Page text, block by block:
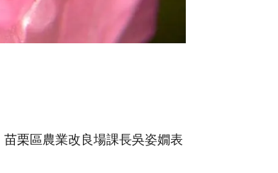
栗區農業改良場課長吳姿嫺表